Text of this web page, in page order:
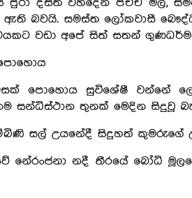
දසත විහිදෙන පිච්ච මල්,
ඇති බවයි. සමස්ත ලෝකවාසී
වඩා අපේ සිත් සතන්
පොහොය සුවිශේෂී වන්නේ
සන්ධිස්ථාන තුනක් මෙදින සිදුවූ
සල් උයනේදී සිදුහත් කුමරුගේ
නේරංජනා නදී තීරයේ බෝධි